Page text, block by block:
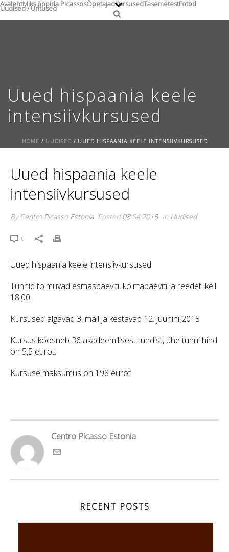
AvalehtMiks õppida PicassosÕpetajadKursusedTasemetestFotod
Uudised / Üritused
Uued hispaania keele
intensiivkursused
HOME / UUDISED / UUED HISPAANIA KEELE INTENSIIVKURSUSED
Uued hispaania keele
intensiivkursused
By Centro Picasso Estonia Posted08.04.2015 In Uudised
0
Uued hispaania keele intensiivkursused
Tunnid toimuvad esmaspäeviti, kolmapäeviti ja reedeti kell
18:00
Kursused algavad 3. mail ja kestavad 12. juunini 2015
Kursus koosneb 36 akadeemilisest tundist, ühe tunni hind
on 5,5 eurot.
Kursuse maksumus on 198 eurot
Centro Picasso Estonia
RECENT POSTS